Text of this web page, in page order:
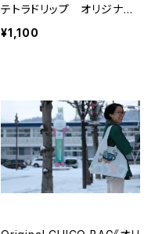
テトラドリップ オリジナル
》
¥1,100